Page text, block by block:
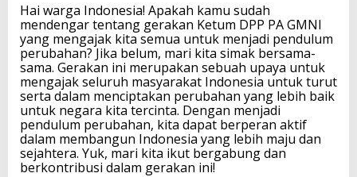
I
n
d
o
n
e
s
i
a
J
a
d
Hai warga Indonesia! Apakah kamu sudah
mendengar tentang gerakan Ketum DPP PA GMNI
yang mengajak kita semua untuk menjadi pendulum
perubahan? Jika belum, mari kita simak bersama-
sama. Gerakan ini merupakan sebuah upaya untuk
mengajak seluruh masyarakat Indonesia untuk turut
serta dalam menciptakan perubahan yang lebih baik
untuk negara kita tercinta. Dengan menjadi
pendulum perubahan, kita dapat berperan aktif
dalam membangun Indonesia yang lebih maju dan
sejahtera. Yuk, mari kita ikut bergabung dan
berkontribusi dalam gerakan ini!